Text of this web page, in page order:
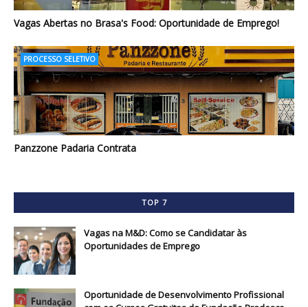
Vagas Abertas no Brasa's Food: Oportunidade de Emprego!
PROCESSO SELETIVO
Panzzone Padaria Contrata
TOP 7
Vagas na M&D: Como se Candidatar às
Oportunidades de Emprego
Oportunidade de Desenvolvimento Profissional